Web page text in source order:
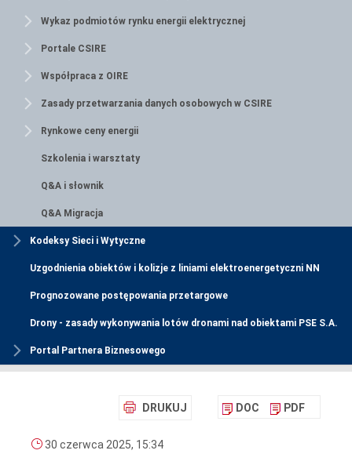
Wykaz podmiotów rynku energii elektrycznej
Portale CSIRE
Współpraca z OIRE
Zasady przetwarzania danych osobowych w CSIRE
Rynkowe ceny energii
Szkolenia i warsztaty
Q&A i słownik
Q&A Migracja
Kodeksy Sieci i Wytyczne
Uzgodnienia obiektów i kolizje z liniami elektroenergetyczni NN
Prognozowane postępowania przetargowe
Drony - zasady wykonywania lotów dronami nad obiektami PSE S.A.
Portal Partnera Biznesowego
DRUKUJ DOC PDF
30 czerwca 2025, 15:34